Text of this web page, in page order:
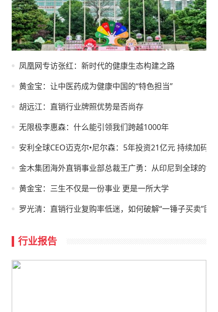
凤凰网专访张红：新时代的健康生态构建之路
黄金宝：让中医药成为健康中国的“特色担当”
胡远江：直销行业牌照优势是否尚存
无限极李惠森：什么能引领我们跨越1000年
安利全球CEO迈克尔•尼尔森：5年投资21亿元 持续加码
金木集团海外直销事业部总裁王广勇：从印尼到全球的“文
黄金宝：三生不仅是一份事业 更是一所大学
罗光清：直销行业复购率低迷，如何破解“一锤子买卖”困
行业报告